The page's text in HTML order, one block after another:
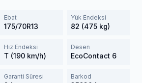
Ebat
175/70R13
Yük Endeksi
82 (475 kg)
Hız Endeksi
T (190 km/h)
Desen
EcoContact 6
Garanti Süresi Barkod